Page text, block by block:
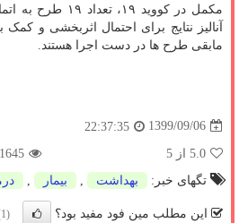
مکمل در کووید ۱۹،
آنالیز نتایج برای احتمال اثربخشی و کمک
مابقی طرح ها در دست اجرا هستند.
1399/09/06
22:37:35
5.0 از 5
1645
تگهای خبر:
بهداشت بیمار
این مطلب مین فود مفید بود؟ (1)